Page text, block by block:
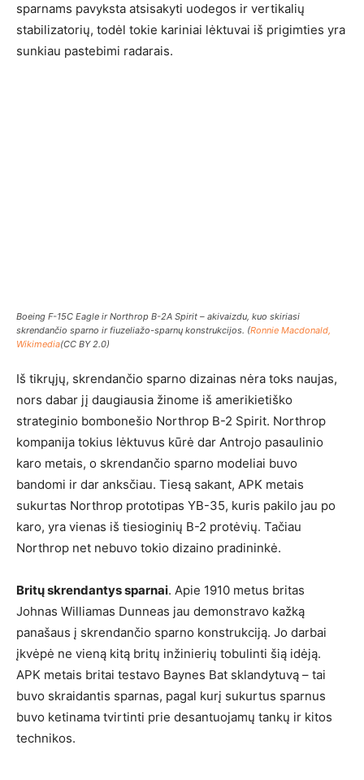
sparnams pavyksta atsisakyti uodegos ir vertikalių
stabilizatorių, todėl tokie kariniai lėktuvai iš prigimties yra
sunkiau pastebimi radarais.
Boeing F-15C Eagle ir Northrop B-2A Spirit – akivaizdu, kuo skiriasi
skrendančio sparno ir fiuzeliažo-sparnų konstrukcijos. (Ronnie Macdonald,
Wikimedia(CC BY 2.0)
Iš tikrųjų, skrendančio sparno dizainas nėra toks naujas,
nors dabar jį daugiausia žinome iš amerikietiško
strateginio bombonešio Northrop B-2 Spirit. Northrop
kompanija tokius lėktuvus kūrė dar Antrojo pasaulinio
karo metais, o skrendančio sparno modeliai buvo
bandomi ir dar anksčiau. Tiesą sakant, APK metais
sukurtas Northrop prototipas YB-35, kuris pakilo jau po
karo, yra vienas iš tiesioginių B-2 protėvių. Tačiau
Northrop net nebuvo tokio dizaino pradininkė.
Britų skrendantys sparnai. Apie 1910 metus britas
Johnas Williamas Dunneas jau demonstravo kažką
panašaus į skrendančio sparno konstrukciją. Jo darbai
įkvėpė ne vieną kitą britų inžinierių tobulinti šią idėją.
APK metais britai testavo Baynes Bat sklandytuvą – tai
buvo skraidantis sparnas, pagal kurį sukurtus sparnus
buvo ketinama tvirtinti prie desantuojamų tankų ir kitos
technikos.